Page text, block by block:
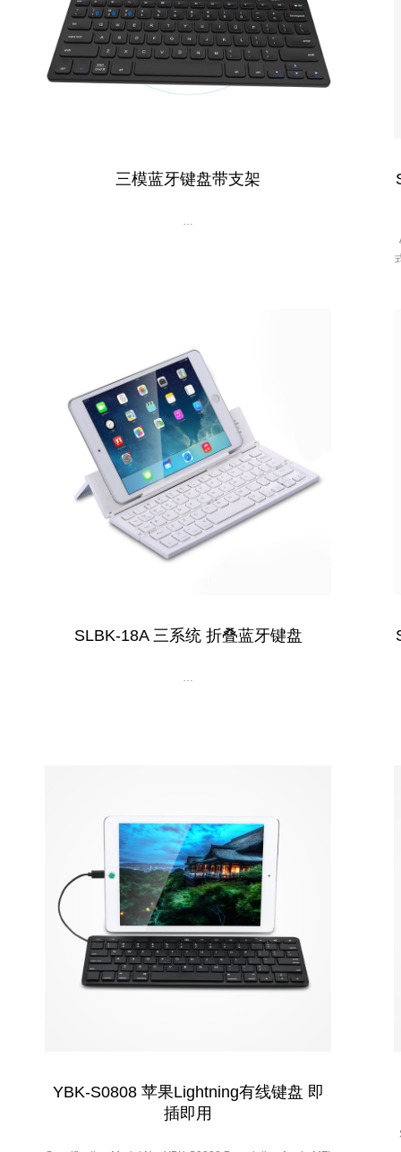
三模蓝牙键盘带支架
…
SLBK-18A 三系统 折叠蓝牙键盘
…
YBK-S0808 苹果Lightning有线键盘 即
插即用